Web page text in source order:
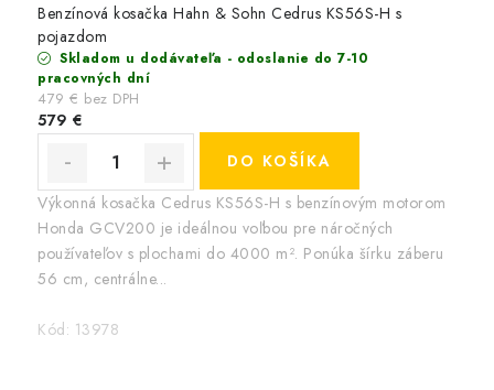
Benzínová kosačka Hahn & Sohn Cedrus KS56S-H s
pojazdom
Skladom u dodávateľa - odoslanie do 7-10
pracovných dní
479 € bez DPH
579 €
DO KOŠÍKA
Výkonná kosačka Cedrus KS56S-H s benzínovým motorom
Honda GCV200 je ideálnou voľbou pre náročných
používateľov s plochami do 4000 m². Ponúka šírku záberu
56 cm, centrálne...
Kód: 13978